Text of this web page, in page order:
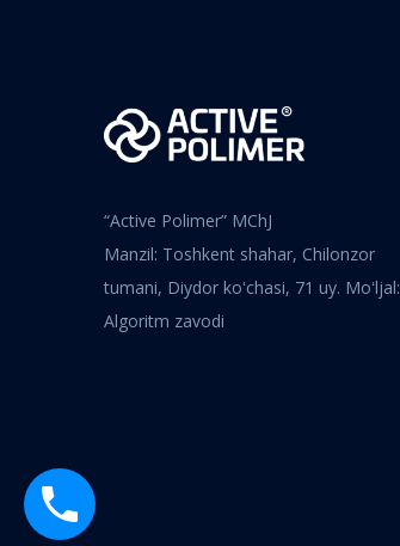
“Active Polimer” MChJ
Manzil: Toshkent shahar, Chilonzor
tumani, Diydor koʻchasi, 71 uy. Moʻljal:
Algoritm zavodi